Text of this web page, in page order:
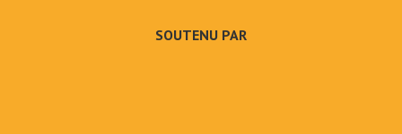
SOUTENU PAR